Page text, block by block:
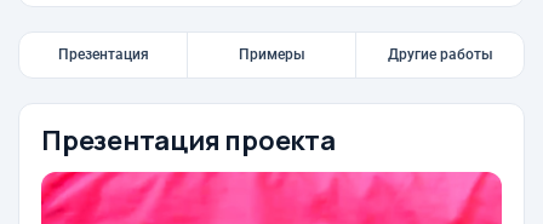
Презентация Примеры Другие работы
Презентация проекта